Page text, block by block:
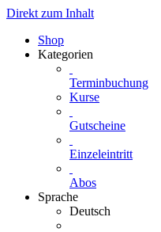
Direkt zum Inhalt
Shop
Kategorien
Terminbuchung
Kurse
Gutscheine
Einzeleintritt
Abos
Sprache
Deutsch